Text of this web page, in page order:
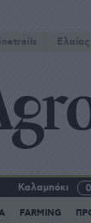
Καλαμπόκι
FARMING